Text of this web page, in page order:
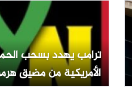
ترامب يهدد بسحب
الأمريكية من مضيق